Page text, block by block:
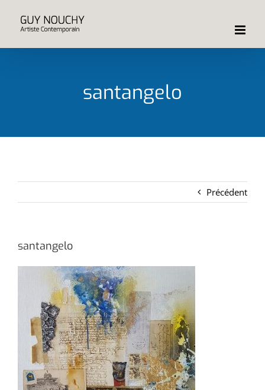
contenu
santangelo
Précédent
santangelo